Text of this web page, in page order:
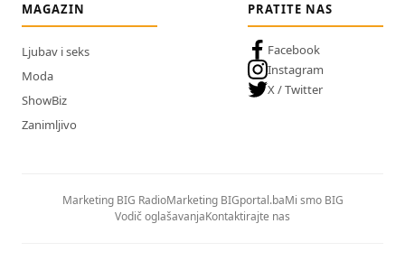
MAGAZIN
Ljubav i seks
Moda
ShowBiz
Zanimljivo
PRATITE NAS
Facebook
Instagram
X / Twitter
Marketing BIG RadioMarketing BIGportal.baMi smo BIG
Vodič oglašavanjaKontaktirajte nas